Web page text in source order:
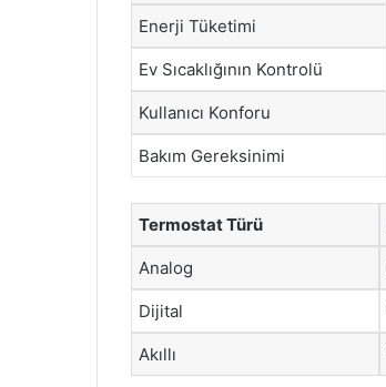
Enerji Tüketimi
Ev Sıcaklığının Kontrolü
Kullanıcı Konforu
Bakım Gereksinimi
Termostat Türü
Analog
Dijital
Akıllı